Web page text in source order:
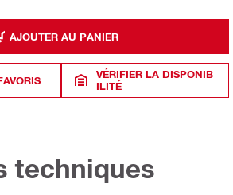
AJOUTER AU PANIER
VÉRIFIER LA DISPONIB
ILITÉ
techniques